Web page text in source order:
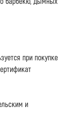
при покупке
и